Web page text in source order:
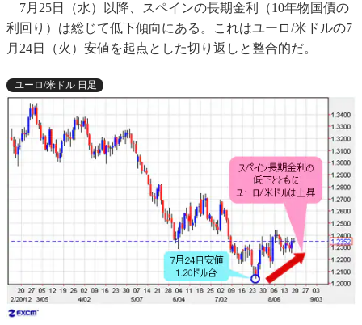
7月25日（水）以降、スペインの長期金利（10年物国債の
利回り）は総じて低下傾向にある。これはユーロ/米ドルの7
月24日（火）安値を起点とした切り返しと整合的だ。
ユーロ/米ドル 日足